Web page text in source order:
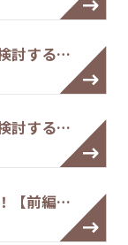
討する…
討する…
【前編…